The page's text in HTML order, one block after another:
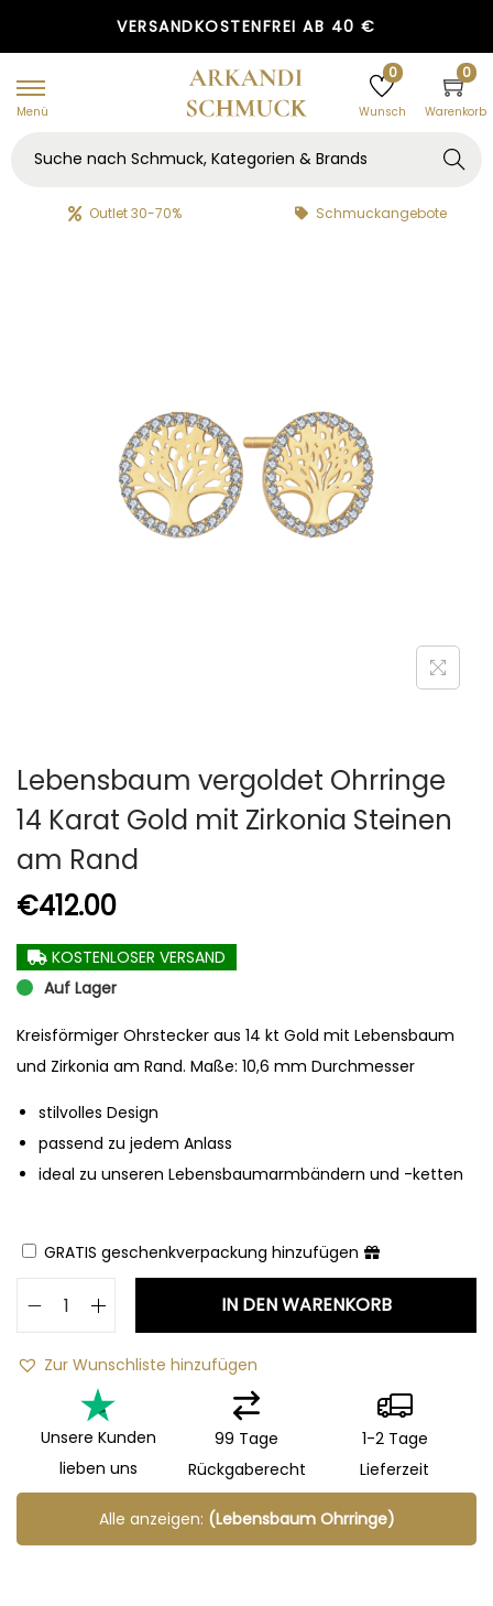
GRATIS GESCHENKVERPACKUNG
VERSANDKOSTENFREI AB 40 €
Menü
0
Wunsch
0
Warenkorb
Searc
Outlet 30-70% Schmuckangebote
Lebensbaum vergoldet Ohrringe
14 Karat Gold mit Zirkonia Steinen
am Rand
€412.00
KOSTENLOSER VERSAND
Auf Lager
Kreisförmiger Ohrstecker aus 14 kt Gold mit Lebensbaum
und Zirkonia am Rand. Maße: 10,6 mm Durchmesser
stilvolles Design
passend zu jedem Anlass
ideal zu unseren Lebensbaumarmbändern und -ketten
GRATIS geschenkverpackung hinzufügen
IN DEN WARENKORB
Zur Wunschliste hinzufügen
Unsere Kunden
lieben uns
99 Tage
Rückgaberecht
1-2 Tage
Lieferzeit
Alle anzeigen: (Lebensbaum Ohrringe)